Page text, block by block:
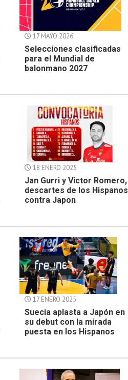
17 MAYO 2026
Selecciones clasificadas
para el Mundial de
balonmano 2027
18 ENERO 2025
Jan Gurri y Victor Romero,
descartes de los Hispanos
contra Japon
17 ENERO 2025
Suecia aplasta a Japón en
su debut con la mirada
puesta en los Hispanos